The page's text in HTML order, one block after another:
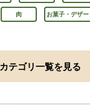
肉 お菓子・デザー
カテゴリ一覧を見る